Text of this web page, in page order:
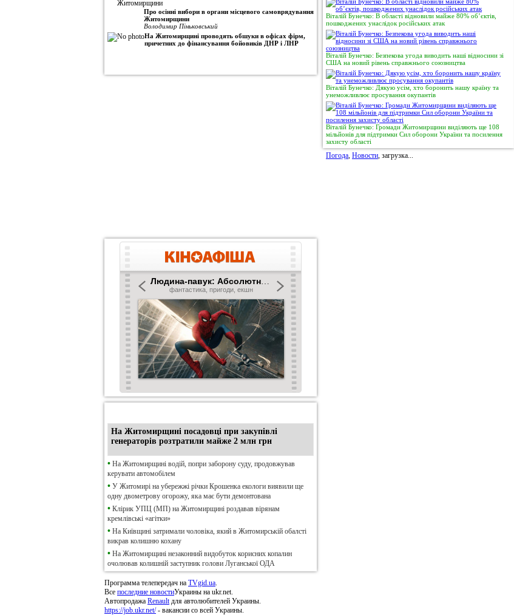
Про осінні вибори в органи місцевого самоврядування
Житомирщини
Володимир Піньковський
На Житомирщині проводять обшуки в офісах фірм,
причетних до фінансування бойовиків ДНР і ЛНР
На Житомирщині посадовці при закупівлі
генераторів розтратили майже 2 млн грн
• На Житомирщині водій, попри заборону суду, продовжував
керувати автомобілем
• У Житомирі на убережжі річки Крошенка екологи виявили ще
одну двометрову огорожу, яка має бути демонтована
• Клірик УПЦ (МП) на Житомирщині роздавав вірянам
кремлівські «агітки»
• На Київщині затримали чоловіка, який в Житомирській обалсті
викрав колишню кохану
• На Житомирщині незаконний видобуток корисних копалин
очолював колишній заступник голови Луганської ОДА
Программа телепередач на TVgid.ua.
Все последние новостиУкраины на ukr.net.
Автопродажа Renaultдля автолюбителей Украины.
https://job.ukr.net/- вакансии со всей Украины.
Віталій Бунечко: В області відновили майже 80% об’єктів,
пошкоджених унаслідок російських атак
Віталій Бунечко: Безпекова угода виводить наші відносини зі
США на новий рівень справжнього союзництва
Віталій Бунечко: Дякую усім, хто боронить нашу країну та
унеможливлює просування окупантів
Віталій Бунечко: Громади Житомирщини виділяють ще 108
мільйонів для підтримки Сил оборони України та посилення
захисту області
Погода, Новости, загрузка...